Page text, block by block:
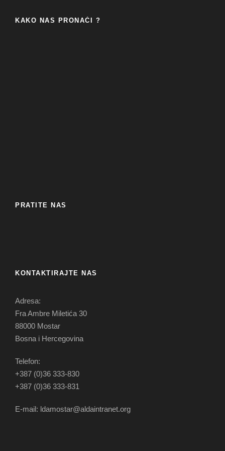
KAKO NAS PRONAĆI ?
PRATITE NAS
KONTAKTIRAJTE NAS
Adresa:
Fra Ambre Miletića 30
88000 Mostar
Bosna i Hercegovina
Telefon:
+387 (0)36 333-830
+387 (0)36 333-831
E-mail: ldamostar@aldaintranet.org